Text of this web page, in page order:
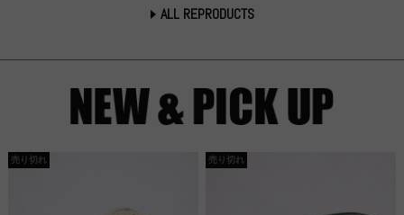
ALL REPRODUCTS
売り切れ 売り切れ